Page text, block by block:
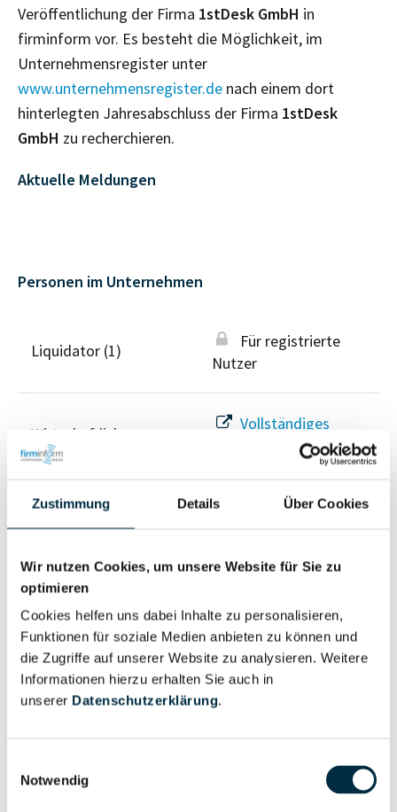
Zustimmung Details Über Cookies
Wir nutzen Cookies, um unsere Website für Sie zu
optimieren
Cookies helfen uns dabei Inhalte zu personalisieren,
Funktionen für soziale Medien anbieten zu können und
die Zugriffe auf unserer Website zu analysieren. Weitere
Informationen hierzu erhalten Sie auch in
unserer Datenschutzerklärung.
Notwendig
Veröffentlichung der Firma 1stDesk GmbH in
firminform vor. Es besteht die Möglichkeit, im
Unternehmensregister unter
www.unternehmensregister.de nach einem dort
hinterlegten Jahresabschluss der Firma 1stDesk
GmbH zu recherchieren.
Aktuelle Meldungen
Personen im Unternehmen
Liquidator (1)
Für registrierte
Nutzer
Wirtschaftlich
Berechtigter
Vollständiges
Unternehmensprofil
Gesellschafterstruktur
Vollständiges
Unternehmensprofil
anfragen